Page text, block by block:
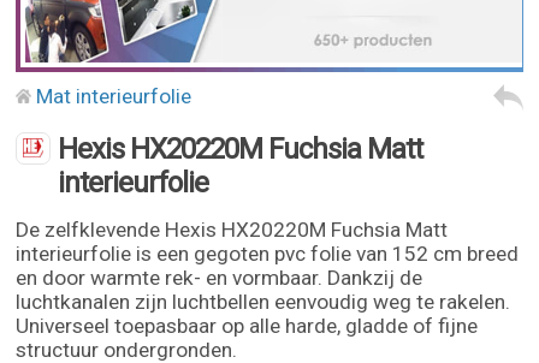
Mat interieurfolie
Hexis HX20220M Fuchsia Matt
interieurfolie
De zelfklevende Hexis HX20220M Fuchsia Matt
interieurfolie is een gegoten pvc folie van 152 cm breed
en door warmte rek- en vormbaar. Dankzij de
luchtkanalen zijn luchtbellen eenvoudig weg te rakelen.
Universeel toepasbaar op alle harde, gladde of fijne
structuur ondergronden.